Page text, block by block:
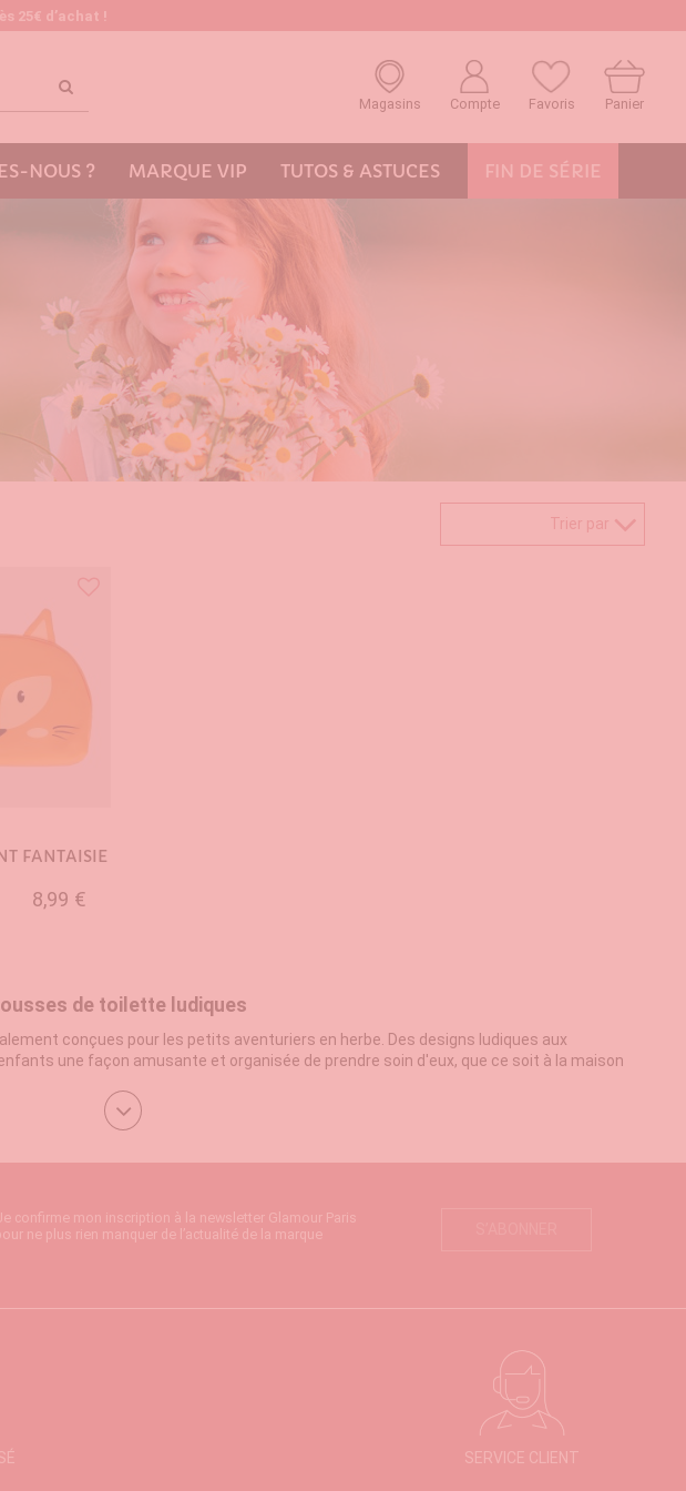
25€ d’achat !
Magasins Compte Favoris Panier
NOUS ? MARQUE VIP TUTOS & ASTUCES FIN DE SÉRIE
Trier par
FANTAISIE
8,99 €
de toilette ludiques
conçues pour les petits aventuriers en herbe. Des designs ludiques aux
une façon amusante et organisée de prendre soin d'eux, que ce soit à la maison
d'espace pour ranger tous leurs essentiels sans compromettre le style. Des
tout ce dont ils ont besoin pour rester propres et frais. Assurez-vous d'inclure des
du dentifrice conçus pour leurs petites bouches, ainsi que des produits de soins de la
garantir la propreté et l'hygiène de votre enfant.
Nettoyez-la régulièrement avec
Veillez à ce que les bouteilles et les contenants soient bien fermés pour éviter les
confirme mon inscription à la newsletter Glamour Paris
ne plus rien manquer de l’actualité de la marque
SERVICE CLIENT